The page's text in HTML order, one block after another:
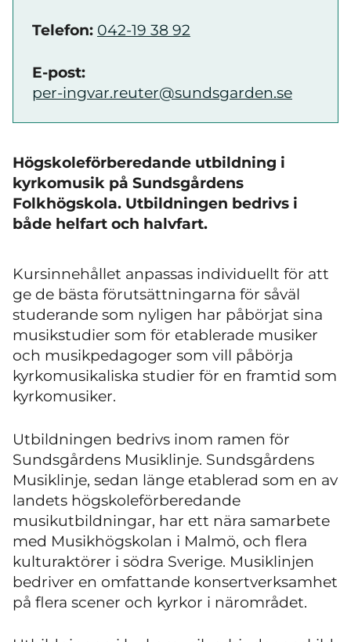
Telefon: 042-19 38 92
E-post:
per-ingvar.reuter@sundsgarden.se
Högskoleförberedande utbildning i
kyrkomusik på Sundsgårdens
Folkhögskola. Utbildningen bedrivs i
både helfart och halvfart.
Kursinnehållet anpassas individuellt för att
ge de bästa förutsättningarna för såväl
studerande som nyligen har påbörjat sina
musikstudier som för etablerade musiker
och musikpedagoger som vill påbörja
kyrkomusikaliska studier för en framtid som
kyrkomusiker.
Utbildningen bedrivs inom ramen för
Sundsgårdens Musiklinje. Sundsgårdens
Musiklinje, sedan länge etablerad som en av
landets högskoleförberedande
musikutbildningar, har ett nära samarbete
med Musikhögskolan i Malmö, och flera
kulturaktörer i södra Sverige. Musiklinjen
bedriver en omfattande konsertverksamhet
på flera scener och kyrkor i närområdet.